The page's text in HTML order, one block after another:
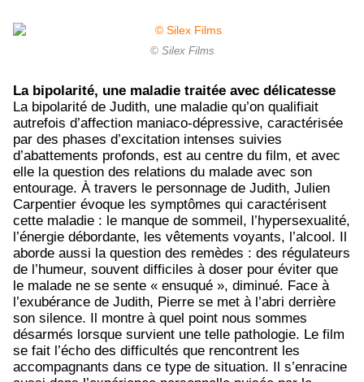
© Silex Films
La bipolarité, une maladie traitée avec délicatesse
La bipolarité de Judith, une maladie qu’on qualifiait
autrefois d’affection maniaco-dépressive, caractérisée
par des phases d’excitation intenses suivies
d’abattements profonds, est au centre du film, et avec
elle la question des relations du malade avec son
entourage. À travers le personnage de Judith, Julien
Carpentier évoque les symptômes qui caractérisent
cette maladie : le manque de sommeil, l’hypersexualité,
l’énergie débordante, les vêtements voyants, l’alcool. Il
aborde aussi la question des remèdes : des régulateurs
de l’humeur, souvent difficiles à doser pour éviter que
le malade ne se sente « ensuqué », diminué. Face à
l’exubérance de Judith, Pierre se met à l’abri derrière
son silence. Il montre à quel point nous sommes
désarmés lorsque survient une telle pathologie. Le film
se fait l’écho des difficultés que rencontrent les
accompagnants dans ce type de situation. Il s’enracine